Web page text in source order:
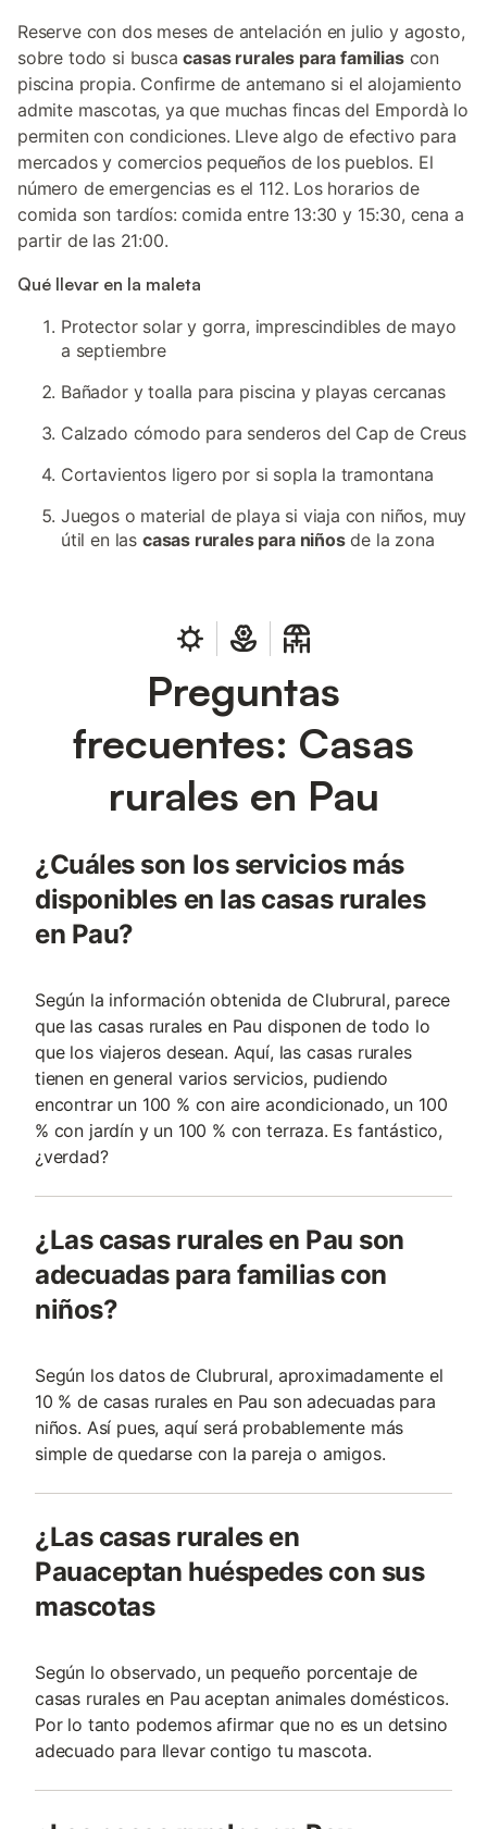
Reserve con dos meses de antelación en julio y agosto,
sobre todo si buscacasas rurales para familiascon
piscina propia. Confirme de antemano si el alojamiento
admite mascotas, ya que muchas fincas del Empordà lo
permiten con condiciones. Lleve algo de efectivo para
mercados y comercios pequeños de los pueblos. El
número de emergencias es el 112. Los horarios de
comida son tardíos: comida entre 13:30 y 15:30, cena a
partir de las 21:00.
Qué llevar en la maleta
Protector solar y gorra, imprescindibles de mayo
a septiembre
Bañador y toalla para piscina y playas cercanas
Calzado cómodo para senderos del Cap de Creus
Cortavientos ligero por si sopla la tramontana
Juegos o material de playa si viaja con niños, muy
útil en las casas rurales para niñosde la zona
Preguntas
frecuentes: Casas
rurales en Pau
¿Cuáles son los servicios más
disponibles en las casas rurales
en Pau?
Según la información obtenida de Clubrural, parece
que las casas rurales en Pau disponen de todo lo
que los viajeros desean. Aquí, las casas rurales
tienen en general varios servicios, pudiendo
encontrar un 100 % con aire acondicionado, un 100
% con jardín y un 100 % con terraza. Es fantástico,
¿verdad?
¿Las casas rurales en Pau son
adecuadas para familias con
niños?
Según los datos de Clubrural, aproximadamente el
10 % de casas rurales en Pau son adecuadas para
niños. Así pues, aquí será probablemente más
simple de quedarse con la pareja o amigos.
¿Las casas rurales en
Pauaceptan huéspedes con sus
mascotas
Según lo observado, un pequeño porcentaje de
casas rurales en Pau aceptan animales domésticos.
Por lo tanto podemos afirmar que no es un detsino
adecuado para llevar contigo tu mascota.